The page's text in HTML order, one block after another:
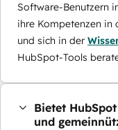
Software-Benutzern
ihre Kompetenzen in
und sich in der
HubSpot-Tools
Bietet
und